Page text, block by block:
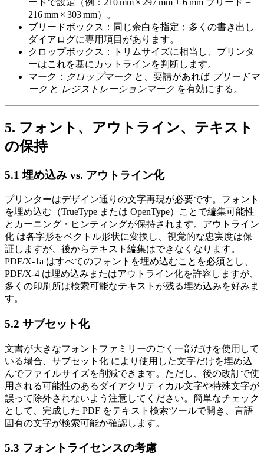
216 mm × 303 mm）。
ブリードボックス ：同じ余白を指定；多くの書き出し
ダイアログに専用項目があります。
クロップボックス ：トリムサイズに相当し、プリンタ
ーはこれを基にカットラインを判断します。
マーク ： クロップマーク と、要請があれば ブリードマ
ーク と レジストレーションマーク を有効にする。
5. フォント、アウトライン、テキスト
の保持
5.1 埋め込み vs. アウトライン化
プリンターはデザイン通りの文字再現が必要です。 フォント
を埋め込む （TrueType または OpenType）ことで編集可能性
とカーニング・ヒンティングが保持されます。 アウトライン
化 は各字形をベクトル形状に変換し、視覚的な忠実度は保
証しますが、後からテキスト編集はできなくなります。
PDF/X‑1a はすべてのフォントを埋め込むことを必須とし、
PDF/X‑4 は埋め込みまたはアウトライン化を許容しますが、
多くの印刷所は検索可能なテキストが残る埋め込みを好みま
す。
5.2 サブセット化
文書が大きなフォントファミリーのごく一部だけを使用して
いる場合、 サブセット化 により使用した文字だけを埋め込
んでファイルサイズを削減できます。ただし、後の改訂で使
用される可能性のあるダイアクリティカル文字や特殊文字が
誤って除外されないよう注意してください。簡単なチェック
として、完成した PDF をテキスト検索ツールで開き、言語
固有の文字が検索可能か確認します。
5.3 フォントライセンスの考慮